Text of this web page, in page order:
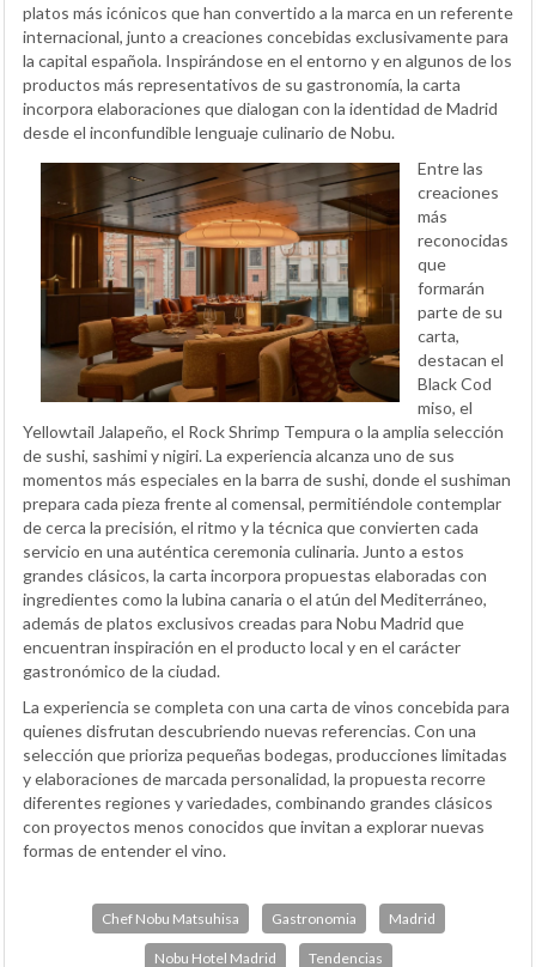
platos más icónicos que han convertido a la marca en un referente
internacional, junto a creaciones concebidas exclusivamente para
la capital española. Inspirándose en el entorno y en algunos de los
productos más representativos de su gastronomía, la carta
incorpora elaboraciones que dialogan con la identidad de Madrid
desde el inconfundible lenguaje culinario de Nobu.
Entre las
creaciones
más
reconocidas
que
formarán
parte de su
carta,
destacan el
Black Cod
miso, el
Yellowtail Jalapeño, el Rock Shrimp Tempura o la amplia selección
de sushi, sashimi y nigiri. La experiencia alcanza uno de sus
momentos más especiales en la barra de sushi, donde el sushiman
prepara cada pieza frente al comensal, permitiéndole contemplar
de cerca la precisión, el ritmo y la técnica que convierten cada
servicio en una auténtica ceremonia culinaria. Junto a estos
grandes clásicos, la carta incorpora propuestas elaboradas con
ingredientes como la lubina canaria o el atún del Mediterráneo,
además de platos exclusivos creadas para Nobu Madrid que
encuentran inspiración en el producto local y en el carácter
gastronómico de la ciudad.
La experiencia se completa con una carta de vinos concebida para
quienes disfrutan descubriendo nuevas referencias. Con una
selección que prioriza pequeñas bodegas, producciones limitadas
y elaboraciones de marcada personalidad, la propuesta recorre
diferentes regiones y variedades, combinando grandes clásicos
con proyectos menos conocidos que invitan a explorar nuevas
formas de entender el vino.
Chef Nobu Matsuhisa Gastronomia Madrid
Nobu Hotel Madrid Tendencias